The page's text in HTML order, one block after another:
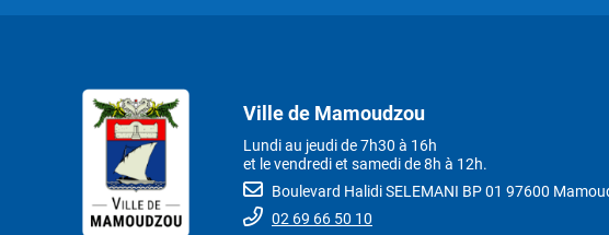
Ville de Mamoudzou
Lundi au jeudi de 7h30 à 16h
et le vendredi et samedi de 8h à 12h.
Boulevard Halidi SELEMANI BP 01 97600
02 69 66 50 10